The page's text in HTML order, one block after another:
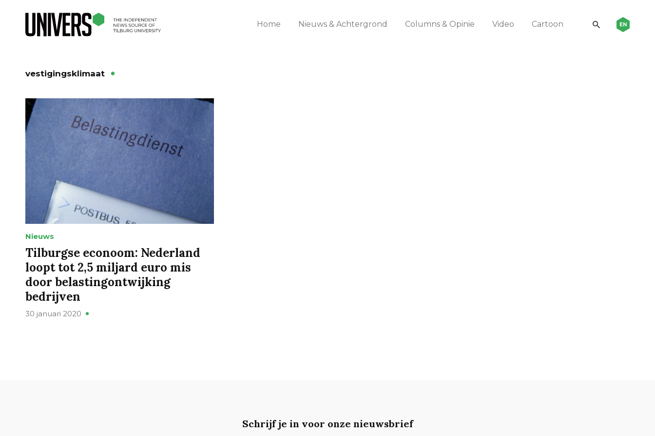
Home Nieuws & Achtergrond Columns & Opinie Video Cartoon EN
vestigingsklimaat
Nieuws
Tilburgse econoom: Nederland
loopt tot 2,5 miljard euro mis
door belastingontwijking
bedrijven
30 januari 2020
Schrijf je in voor onze nieuwsbrief